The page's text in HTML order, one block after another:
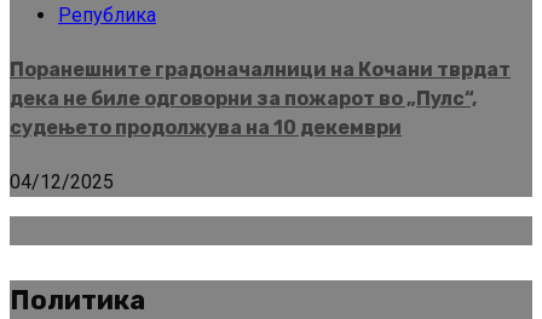
Република
Поранешните градоначалници на Кочани тврдат
дека не биле одговорни за пожарот во „Пулс“,
судењето продолжува на 10 декември
04/12/2025
Политика